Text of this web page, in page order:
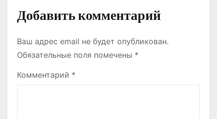
Добавить комментарий
Ваш адрес email не будет опубликован.
Обязательные поля помечены *
Комментарий *